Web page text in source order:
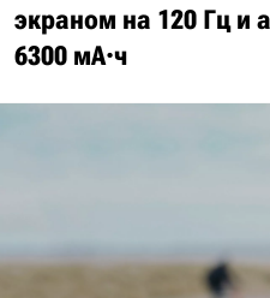
экраном на 120 Гц и
6300 мА·ч